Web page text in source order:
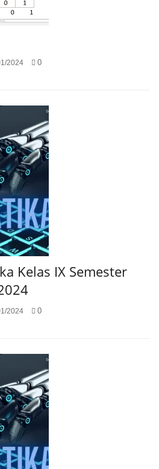
2024 0
Kelas IX Semester
2024 0